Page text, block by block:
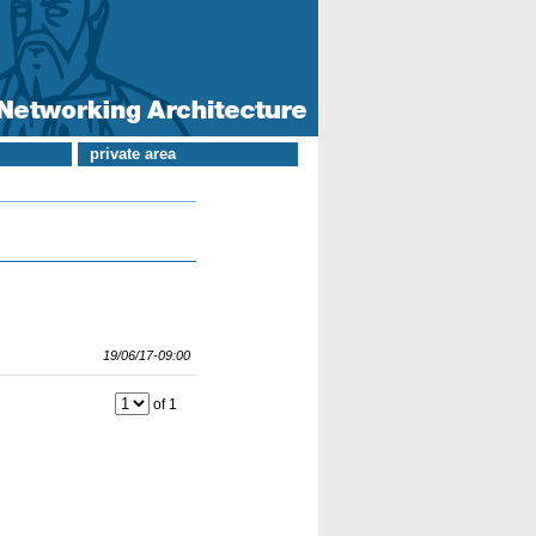
private area
19/06/17-09:00
of 1